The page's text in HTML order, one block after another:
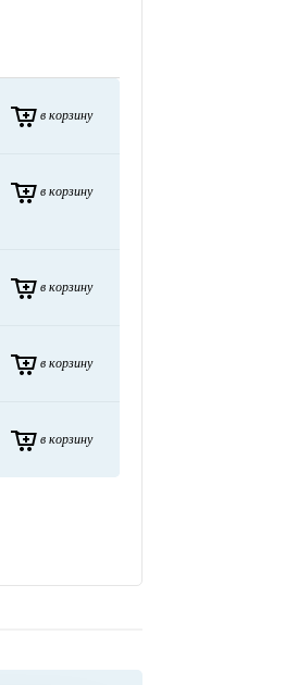
в корзину
в корзину
в корзину
в корзину
в корзину